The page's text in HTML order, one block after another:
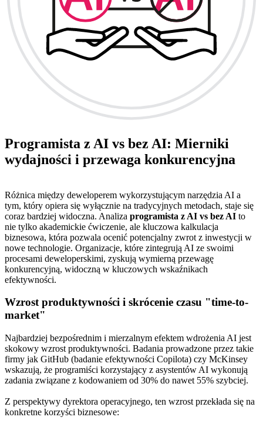
Programista z AI vs bez AI: Mierniki
wydajności i przewaga konkurencyjna
Różnica między deweloperem wykorzystującym narzędzia AI a
tym, który opiera się wyłącznie na tradycyjnych metodach, staje się
coraz bardziej widoczna. Analiza programista z AI vs bez AI to
nie tylko akademickie ćwiczenie, ale kluczowa kalkulacja
biznesowa, która pozwala ocenić potencjalny zwrot z inwestycji w
nowe technologie. Organizacje, które zintegrują AI ze swoimi
procesami deweloperskimi, zyskują wymierną przewagę
konkurencyjną, widoczną w kluczowych wskaźnikach
efektywności.
Wzrost produktywności i skrócenie czasu "time-to-
market"
Najbardziej bezpośrednim i mierzalnym efektem wdrożenia AI jest
skokowy wzrost produktywności. Badania prowadzone przez takie
firmy jak GitHub (badanie efektywności Copilota) czy McKinsey
wskazują, że programiści korzystający z asystentów AI wykonują
zadania związane z kodowaniem od 30% do nawet 55% szybciej.
Z perspektywy dyrektora operacyjnego, ten wzrost przekłada się na
konkretne korzyści biznesowe: